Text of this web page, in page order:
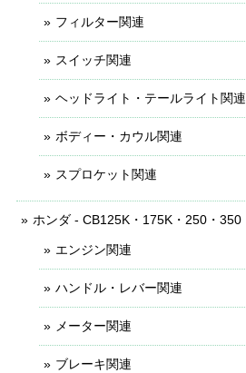
フィルター関連
スイッチ関連
ヘッドライト・テールライト関連
ボディー・カウル関連
スプロケット関連
ホンダ - CB125K・175K・250・350
エンジン関連
ハンドル・レバー関連
メーター関連
ブレーキ関連